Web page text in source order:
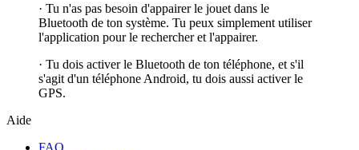
· Tu n'as pas besoin d'appairer le jouet dans le
Bluetooth de ton système. Tu peux simplement utiliser
l'application pour le rechercher et l'appairer.
· Tu dois activer le Bluetooth de ton téléphone, et s'il
s'agit d'un téléphone Android, tu dois aussi activer le
GPS.
Aide
FAQ